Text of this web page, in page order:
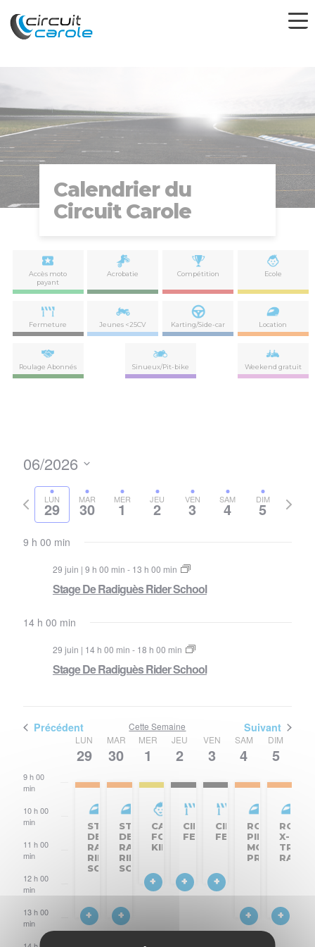
Calendrier du
Circuit Carole
Accès moto
payant
Acrobatie Compétition Ecole
Fermeture Jeunes <25CV Karting/Side-car Location
Roulage Abonnés Sinueux/Pit-bike Weekend gratuit
par
vues
06/2026
date
Semaine
précédente
LUN
29 MAR
30 MER
1 JEU
2 VEN
3 SAM
4 DIM
5
9 h 00 min
29 juin | 9 h 00 min - 13 h 00 min
Stage De Radiguès Rider School
14 h 00 min
29 juin | 14 h 00 min - 18 h 00 min
Stage De Radiguès Rider School
Précédent Cette Semaine Suivant
Semaine
du
Évènements
LUN
29
MAR
30
MER
1
JEU
2
VEN
3
SAM
4
DIM
5
9 h 00
min
10 h 00
min
11 h 00
min
12 h 00
min
13 h 00
min
STAGE
DE
RADIGUÈS
RIDER
SCHOOL
STAGE
DE
RADIGUÈS
RIDER
SCHOOL
CAROLE
FOR
KIDS
CIRCUIT
FERMÉ
CIRCUIT
FERMÉ
ROULAGE
PILOTE
MOTO
X-
TREM